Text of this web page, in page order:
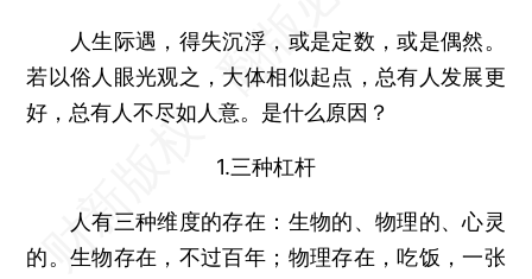
人生际遇，得失沉浮，或是定数，或是偶然。
若以俗人眼光观之，大体相似起点，总有人发展更
好，总有人不尽如人意。是什么原因？
1.三种杠杆
人有三种维度的存在：生物的、物理的、心灵
的。生物存在，不过百年；物理存在，吃饭，一张